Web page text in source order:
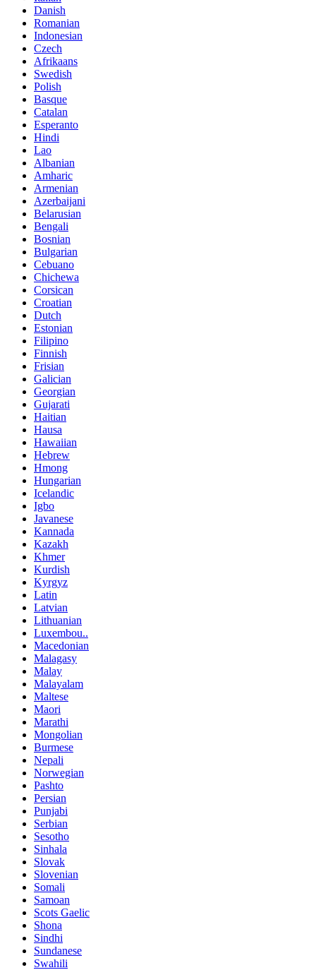
Danish
Romanian
Indonesian
Czech
Afrikaans
Swedish
Polish
Basque
Catalan
Esperanto
Hindi
Lao
Albanian
Amharic
Armenian
Azerbaijani
Belarusian
Bengali
Bosnian
Bulgarian
Cebuano
Chichewa
Corsican
Croatian
Dutch
Estonian
Filipino
Finnish
Frisian
Galician
Georgian
Gujarati
Haitian
Hausa
Hawaiian
Hebrew
Hmong
Hungarian
Icelandic
Igbo
Javanese
Kannada
Kazakh
Khmer
Kurdish
Kyrgyz
Latin
Latvian
Lithuanian
Luxembou..
Macedonian
Malagasy
Malay
Malayalam
Maltese
Maori
Marathi
Mongolian
Burmese
Nepali
Norwegian
Pashto
Persian
Punjabi
Serbian
Sesotho
Sinhala
Slovak
Slovenian
Somali
Samoan
Scots Gaelic
Shona
Sindhi
Sundanese
Swahili